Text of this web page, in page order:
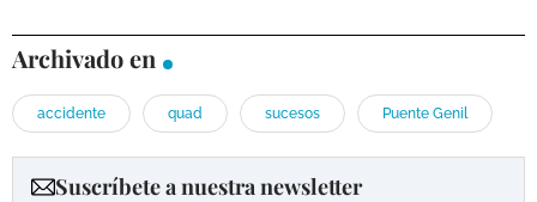
Archivado en
accidente quad sucesos Puente Genil
Suscríbete a nuestra newsletter